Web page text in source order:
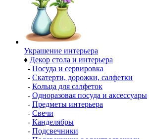
Украшение интерьера
♦ Декор стола и интерьера
- Посуда и сервировка
- Скатерти, дорожки, салфетки
- Кольца для салфеток
- Одноразовая посуда и аксессуары
- Предметы интерьера
- Свечи
- Канделябры
- Подсвечники